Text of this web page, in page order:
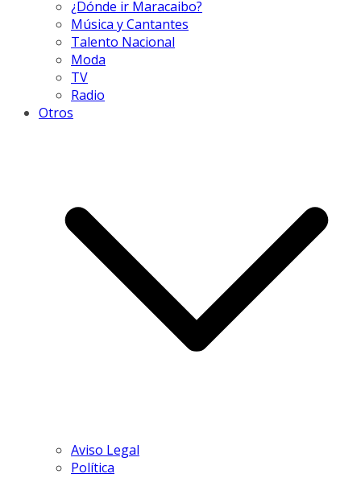
¿Dónde ir Maracaibo?
Música y Cantantes
Talento Nacional
Moda
TV
Radio
Otros
Aviso Legal
Política